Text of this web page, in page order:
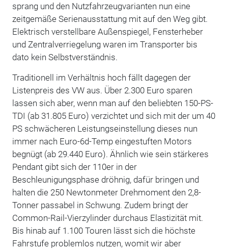
sprang und den Nutzfahrzeugvarianten nun eine
zeitgemäße Serienausstattung mit auf den Weg gibt.
Elektrisch verstellbare Außenspiegel, Fensterheber
und Zentralverriegelung waren im Transporter bis
dato kein Selbstverständnis.
Traditionell im Verhältnis hoch fällt dagegen der
Listenpreis des VW aus. Über 2.300 Euro sparen
lassen sich aber, wenn man auf den beliebten 150-PS-
TDI (ab 31.805 Euro) verzichtet und sich mit der um 40
PS schwächeren Leistungseinstellung dieses nun
immer nach Euro-6d-Temp eingestuften Motors
begnügt (ab 29.440 Euro). Ähnlich wie sein stärkeres
Pendant gibt sich der 110er in der
Beschleunigungsphase dröhnig, dafür bringen und
halten die 250 Newtonmeter Drehmoment den 2,8-
Tonner passabel in Schwung. Zudem bringt der
Common-Rail-Vierzylinder durchaus Elastizität mit.
Bis hinab auf 1.100 Touren lässt sich die höchste
Fahrstufe problemlos nutzen, womit wir aber